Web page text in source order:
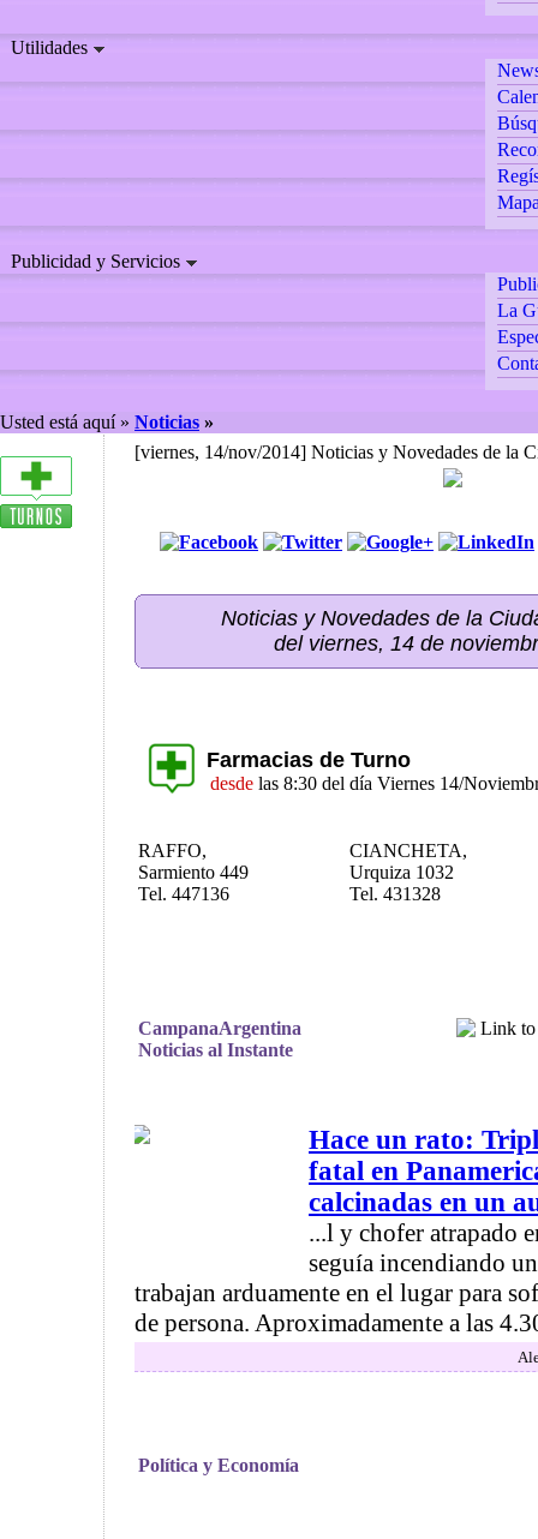
Utilidades
Publicidad y Servicios
La
Usted está aquí » Noticias »
[viernes, 14/nov/2014] Noticias y Novedades de la
Noticias y Novedades de la
del viernes, 14 de
Farmacias de Turno
desde las 8:30 del día Viernes 14/
RAFFO,
Sarmiento 449
Tel. 447136
CIANCHETA,
Urquiza 1032
Tel. 431328
CampanaArgentina
Noticias al Instante
Hace un rato:
fatal en
calcinadas en un
...l y chofer atrapado
seguía incendiando
trabajan arduamente en el lugar para
de persona. Aproximadamente a las
Política y Economía